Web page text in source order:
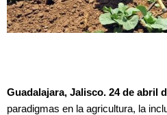
Guadalajara, Jalisco. 24 de abril
paradigmas en la agricultura, la